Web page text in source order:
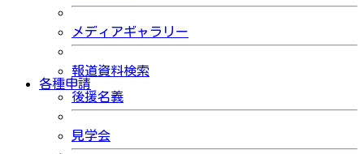
メディアギャラリー
報道資料検索
各種申請
後援名義
見学会